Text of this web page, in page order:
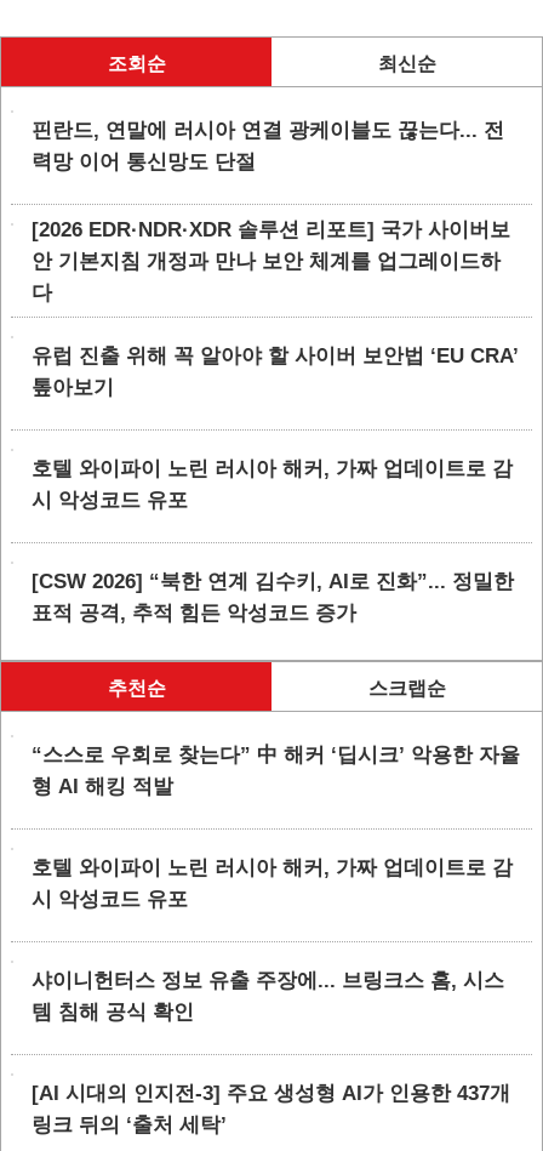
조회순 최신순
핀란드, 연말에 러시아 연결 광케이블도 끊는다... 전
력망 이어 통신망도 단절
[2026 EDR·NDR·XDR 솔루션 리포트] 국가 사이버보
안 기본지침 개정과 만나 보안 체계를 업그레이드하
다
유럽 진출 위해 꼭 알아야 할 사이버 보안법 ‘EU CRA’
톺아보기
호텔 와이파이 노린 러시아 해커, 가짜 업데이트로 감
시 악성코드 유포
[CSW 2026] “북한 연계 김수키, AI로 진화”... 정밀한
표적 공격, 추적 힘든 악성코드 증가
추천순 스크랩순
“스스로 우회로 찾는다” 中 해커 ‘딥시크’ 악용한 자율
형 AI 해킹 적발
호텔 와이파이 노린 러시아 해커, 가짜 업데이트로 감
시 악성코드 유포
샤이니헌터스 정보 유출 주장에... 브링크스 홈, 시스
템 침해 공식 확인
[AI 시대의 인지전-3] 주요 생성형 AI가 인용한 437개
링크 뒤의 ‘출처 세탁’